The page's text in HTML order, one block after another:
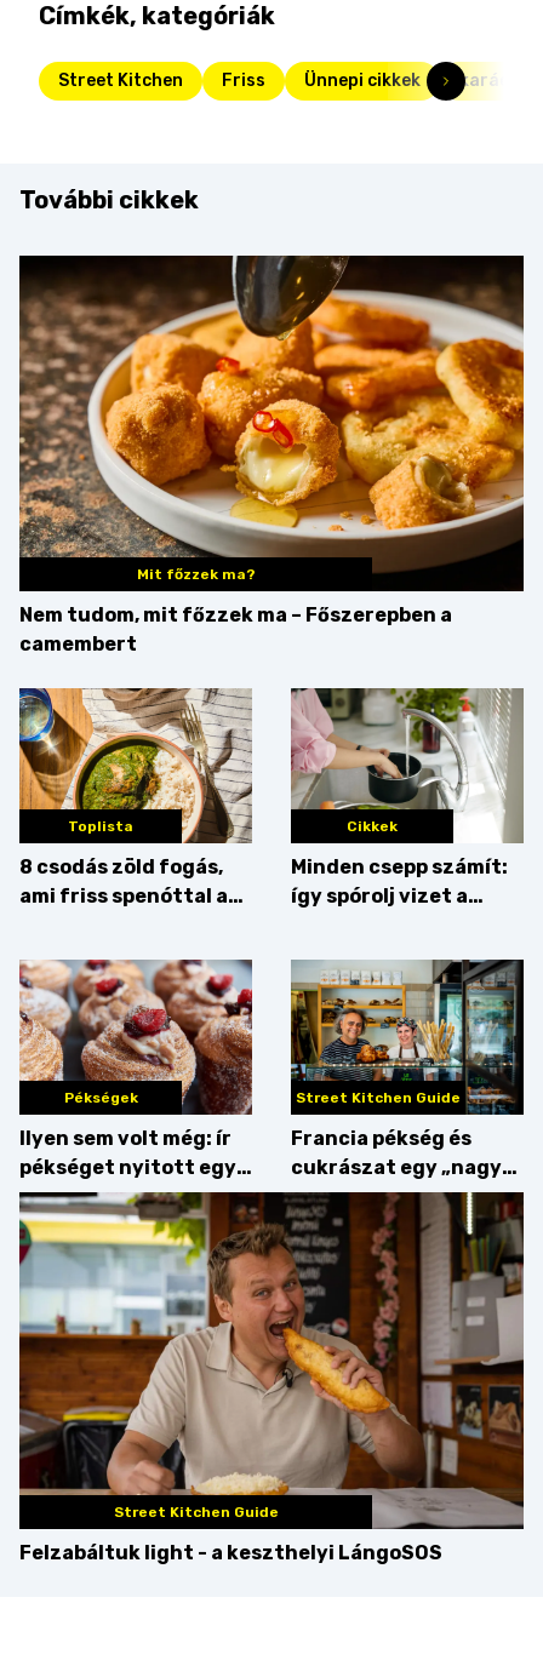
Címkék, kategóriák
Street Kitchen Friss Ünnepi cikkek
További cikkek
Mit főzzek ma?
Nem tudom, mit főzzek ma – Főszerepben a
camembert
Toplista
8 csodás zöld fogás,
ami friss spenóttal az
Cikkek
Minden csepp számít:
így spórolj vizet a
Pékségek
Ilyen sem volt még: ír
pékséget nyitott egy
Dublinból hazatért pár
Street Kitchen Guide
Francia pékség és
cukrászat egy „nagy
csipetnyi” empátiával
Street Kitchen Guide
Felzabáltuk light - a keszthelyi LángoSOS